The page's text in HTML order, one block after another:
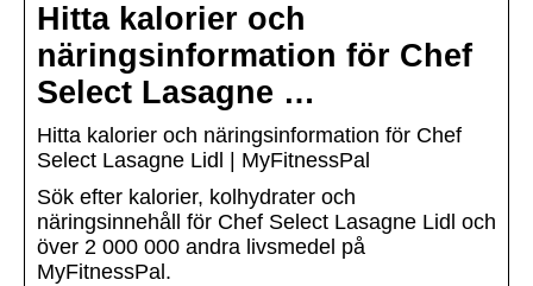
Hitta kalorier och
näringsinformation för Chef
Select Lasagne …
Hitta kalorier och näringsinformation för Chef
Select Lasagne Lidl | MyFitnessPal
Sök efter kalorier, kolhydrater och
näringsinnehåll för Chef Select Lasagne Lidl och
över 2 000 000 andra livsmedel på
MyFitnessPal.